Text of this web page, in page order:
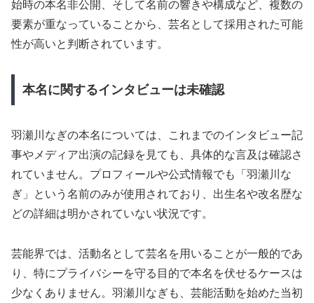
始時の本名非公開、そして名前の響きや構成など、複数の
要素が重なっていることから、芸名として採用された可能
性が高いと判断されています。
本名に関するインタビューは未確認
羽瀬川なぎの本名については、これまでのインタビュー記
事やメディア出演の記録を見ても、具体的な言及は確認さ
れていません。プロフィールや公式情報でも「羽瀬川な
ぎ」という名前のみが使用されており、出生名や改名歴な
どの詳細は明かされていない状況です。
芸能界では、活動名として芸名を用いることが一般的であ
り、特にプライバシーを守る目的で本名を伏せるケースは
少なくありません。羽瀬川なぎも、芸能活動を始めた当初